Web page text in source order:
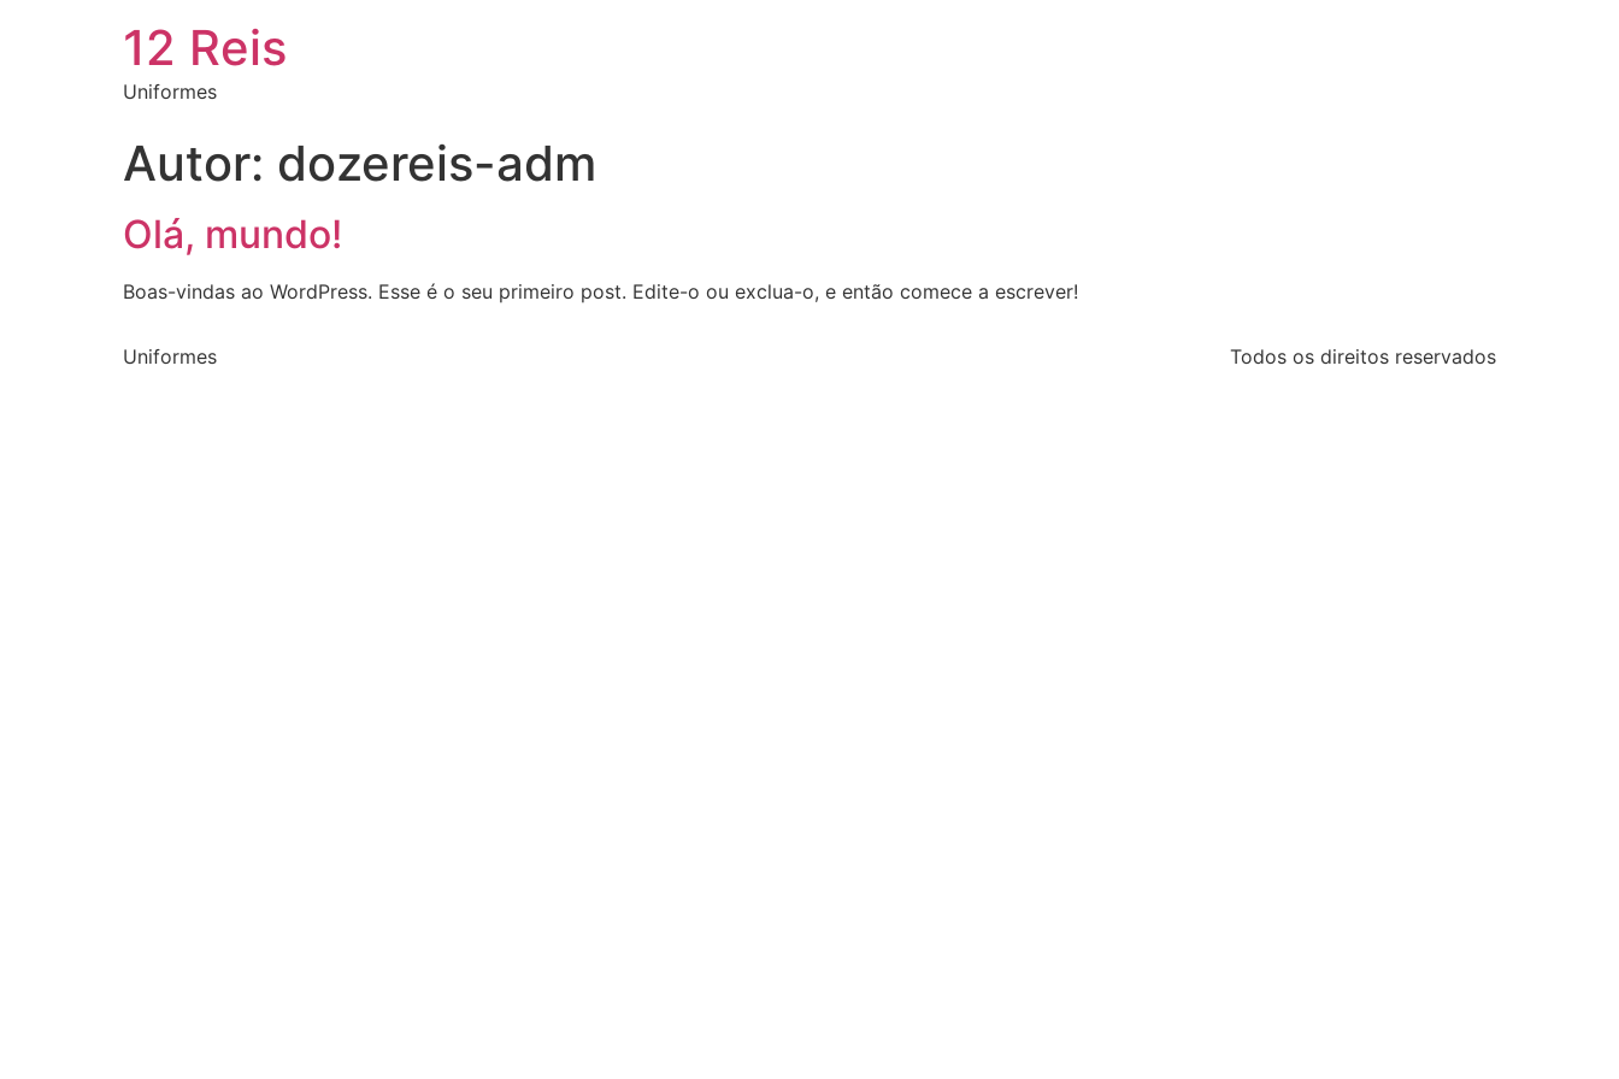
12 Reis
Uniformes
Autor: dozereis-adm
Olá, mundo!
Boas-vindas ao WordPress. Esse é o seu primeiro post. Edite-o ou exclua-o, e então comece a escrever!
Uniformes Todos os direitos reservados